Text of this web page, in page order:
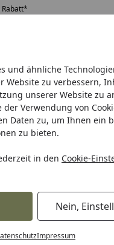
und ähnliche
Website zu verbessern,
unserer Website zu
Verwendung von
Daten zu, um Ihnen ein
zu bieten.
in den Cookie-
Nein,
Impressum
Rabatt*
Bewertungen
Tipps & Tricks
Bremsen
Pools inkl.
Traumpool im Sorglos-
TRW Kupplungslamellensatz